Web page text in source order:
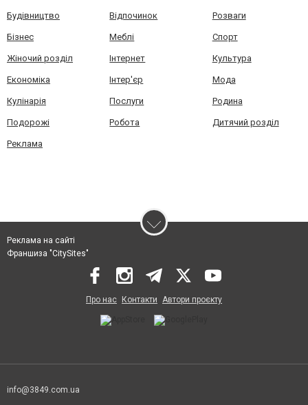
Будівництво Відпочинок Розваги
Бізнес Меблі Спорт
Жіночий розділ Інтернет Культура
Економіка Інтер'єр Мода
Кулінарія Послуги Родина
Подорожі Робота Дитячий розділ
Реклама
Реклама на сайті
Франшиза "CitySites"
Про нас Контакти Автори проєкту
info@3849.com.ua